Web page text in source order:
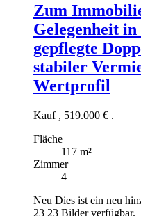
Zum
Gelegenheit
gepflegte
stabiler
Wertprofil
Kauf , 519.000 € .
Fläche
117 m²
Zimmer
4
Neu Dies ist ein neu
23 23 Bilder verfügbar.